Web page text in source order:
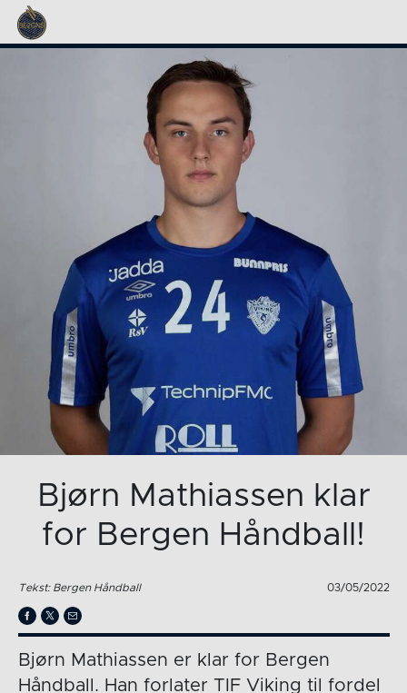
Bjørn Mathiassen klar
for Bergen Håndball!
Tekst: Bergen Håndball 03/05/2022
Bjørn Mathiassen er klar for Bergen
Håndball. Han forlater TIF Viking til fordel